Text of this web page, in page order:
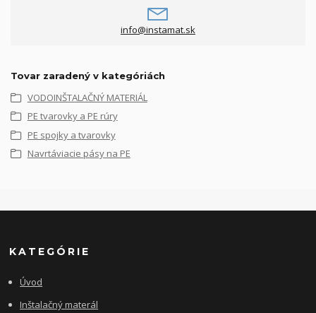
info@instamat.sk
Tovar zaradený v kategóriách
VODOINŠTALAČNÝ MATERIÁL
PE tvarovky a PE rúry
PE spojky a tvarovky
Navrtáviacie pásy na PE
KATEGÓRIE
Úvod
Inštalačný materál